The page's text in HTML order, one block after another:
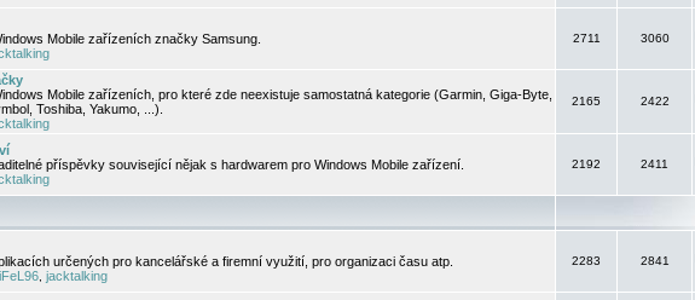
Mobile zařízeních značky Samsung.
2711 3060
Mobile zařízeních, pro které zde neexistuje samostatná kategorie (Garmin, Giga-Byte,
Toshiba, Yakumo, ...).
2165 2422
příspěvky související nějak s hardwarem pro Windows Mobile zařízení.
2192 2411
určených pro kancelářské a firemní využití, pro organizaci času atp.
jacktalking
2283 2841